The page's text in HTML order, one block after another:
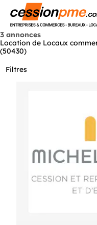
3 annonces
Location de Locaux
(50430)
Filtres